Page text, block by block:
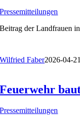
Pressemitteilungen
Beitrag der Landfrauen
Wilfried Faber2026-04-
Feuerwehr
Pressemitteilungen